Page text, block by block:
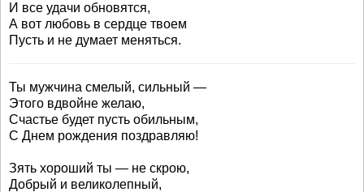
И все удачи обновятся,
А вот любовь в сердце твоем
Пусть и не думает меняться.
Ты мужчина смелый, сильный —
Этого вдвойне желаю,
Счастье будет пусть обильным,
С Днем рождения поздравляю!
Зять хороший ты — не скрою,
Добрый и великолепный,